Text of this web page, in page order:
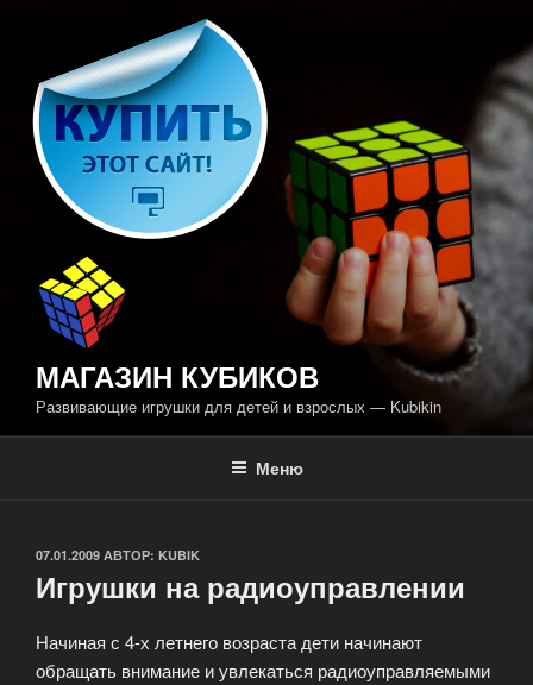
содержимому
МАГАЗИН КУБИКОВ
Развивающие игрушки для детей и взрослых — Kubikin
Меню
ОПУБЛИКОВАНО
07.01.2009 АВТОР: KUBIK
Игрушки на радиоуправлении
Начиная с 4-х летнего возраста дети начинают
обращать внимание и увлекаться радиоуправляемыми